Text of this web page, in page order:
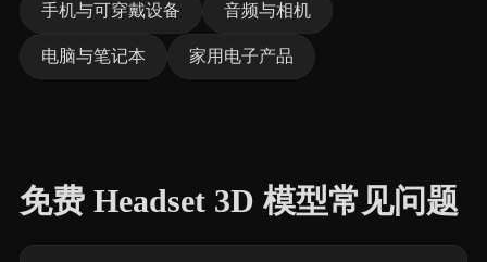
手机与可穿戴设备 音频与相机
电脑与笔记本 家用电子产品
免费 Headset 3D 模型常见问题